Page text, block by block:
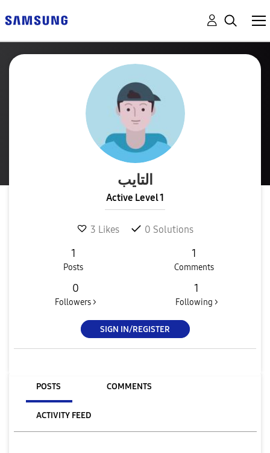
التايب
Active Level 1
3 Likes 0 Solutions
1
Posts
1
Comments
0
Followers >
1
Following >
SIGN IN/REGISTER
POSTS COMMENTS
ACTIVITY FEED